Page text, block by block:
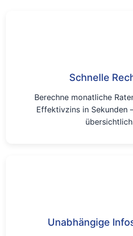
Schnelle
Berechne monatliche
Effektivzins in Sekunden
Unabhängige